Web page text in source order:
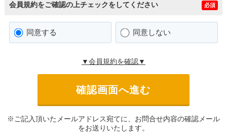
会員規約をご確認の上チェックをしてください 必須
同意する 同意しない
▼会員規約を確認▼
※ご記入頂いたメールアドレス宛てに、お問合せ内容の確認メール
をお送りいたします。